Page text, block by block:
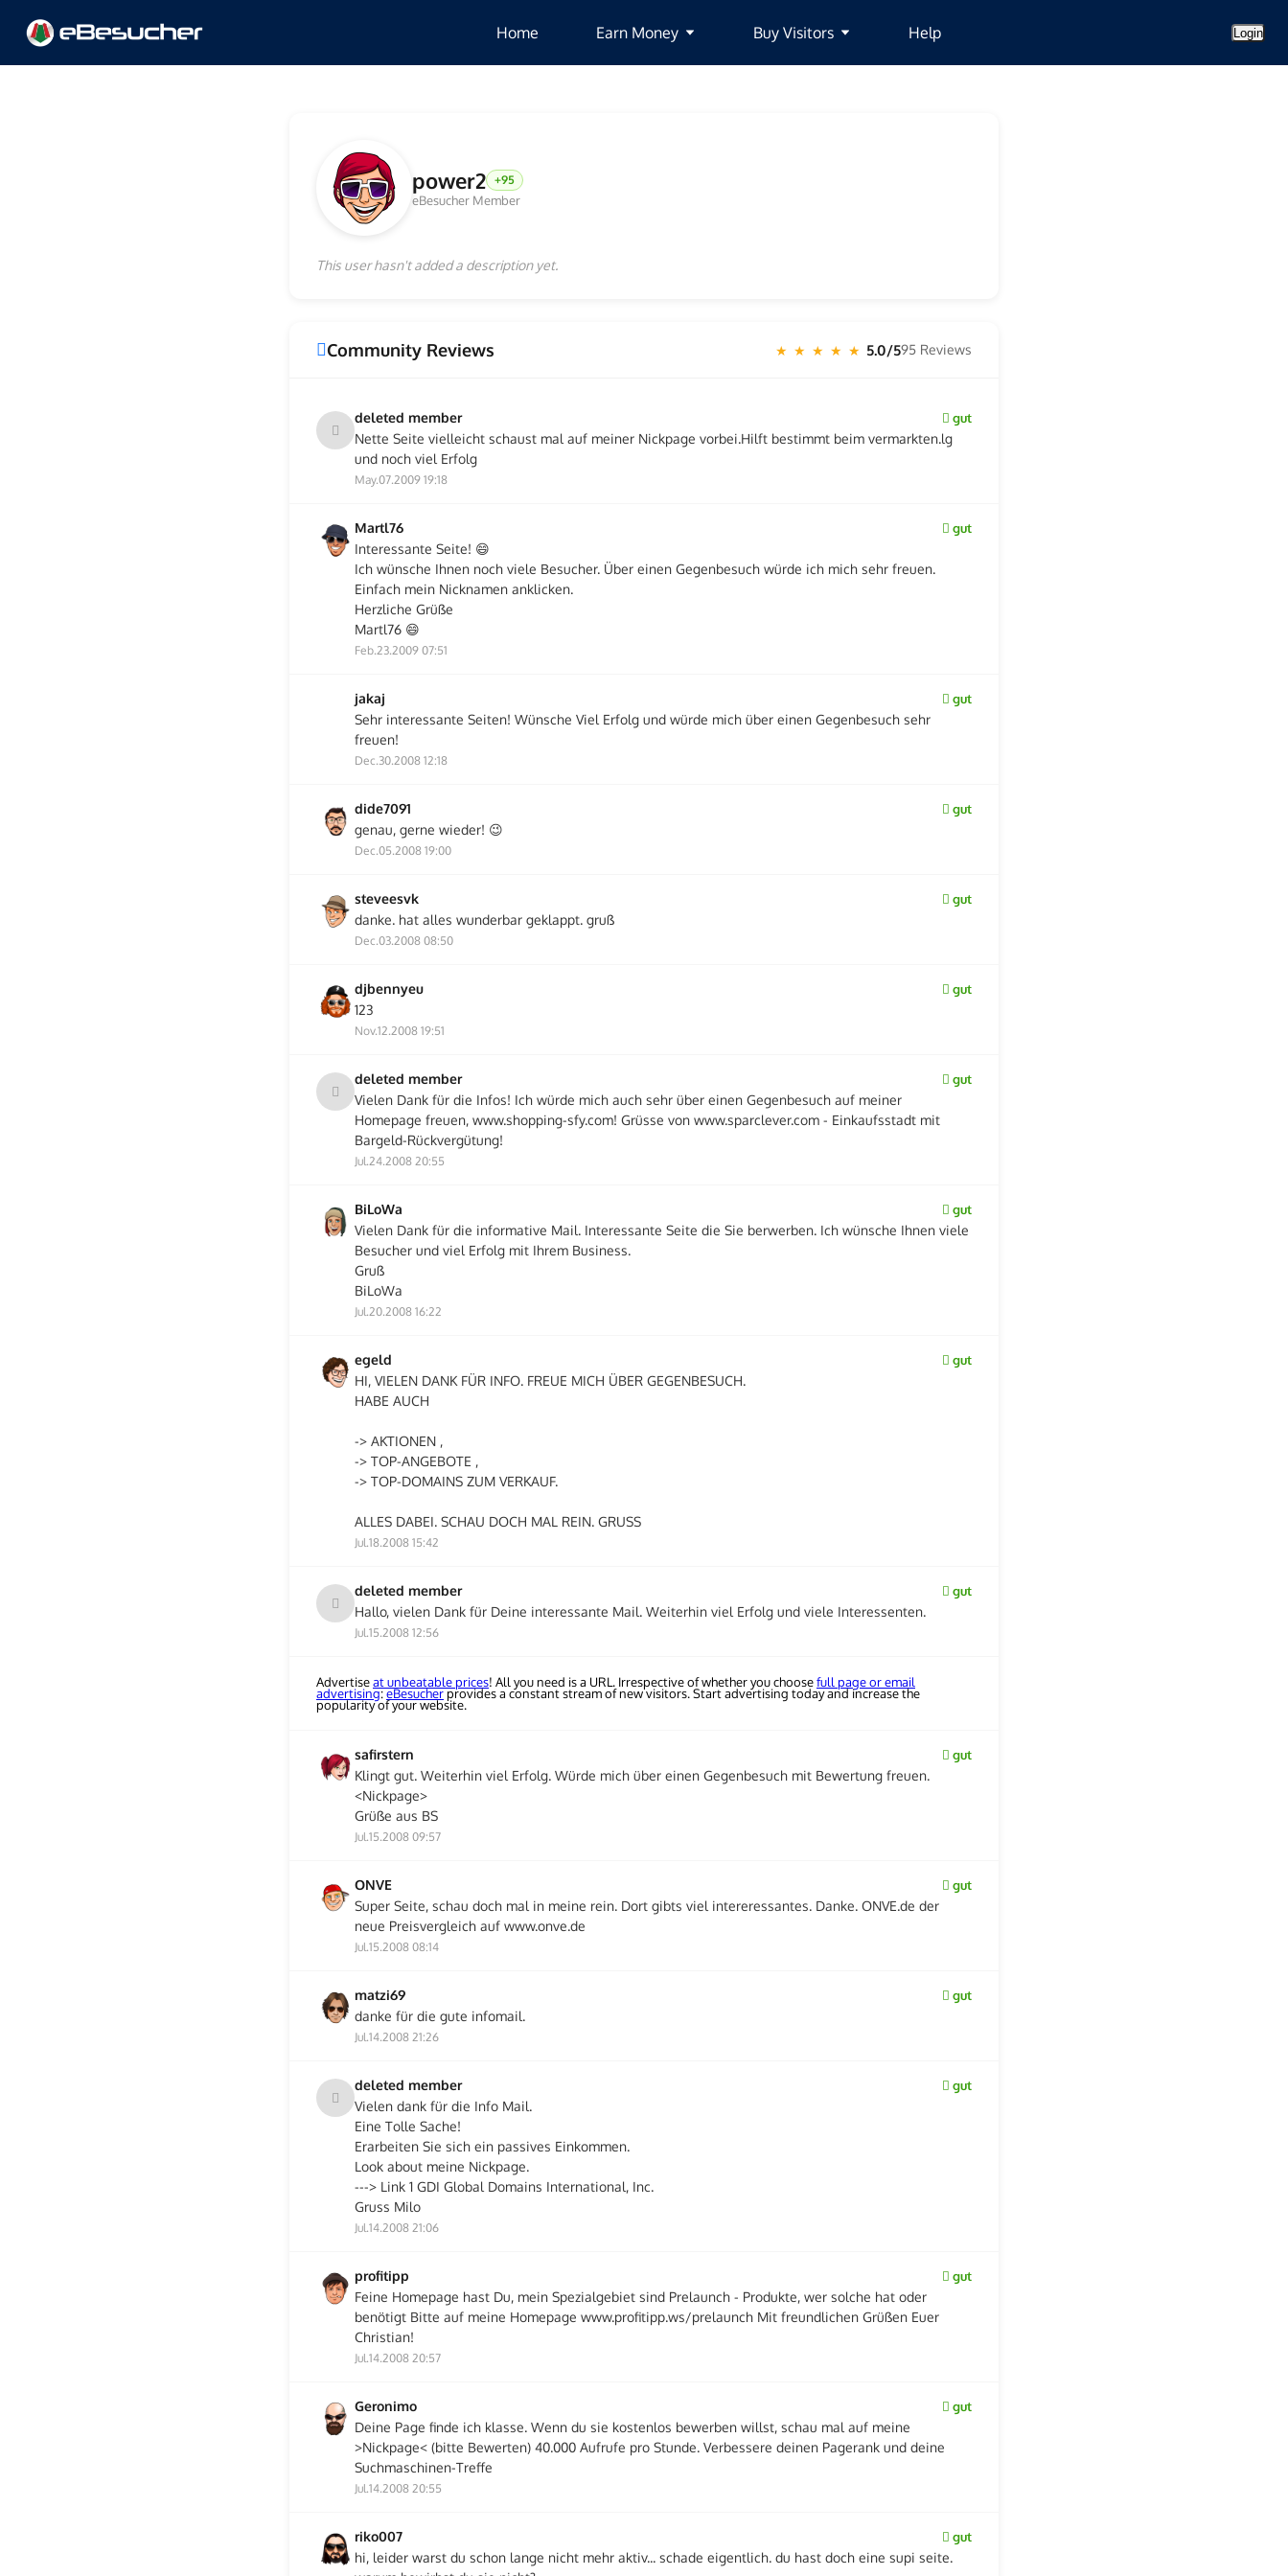
Home Earn Money Buy Visitors Help Login
power2 +95
eBesucher Member
This user hasn't added a description yet.
Community Reviews ★ ★ ★ ★ ★ 5.0/595 Reviews
deleted member gut
Nette Seite vielleicht schaust mal auf meiner Nickpage vorbei.Hilft bestimmt beim vermarkten.lg
und noch viel Erfolg
May.07.2009 19:18
Martl76 gut
Interessante Seite! 😄
Ich wünsche Ihnen noch viele Besucher. Über einen Gegenbesuch würde ich mich sehr freuen.
Einfach mein Nicknamen anklicken.
Herzliche Grüße
Martl76 😄
Feb.23.2009 07:51
jakaj gut
Sehr interessante Seiten! Wünsche Viel Erfolg und würde mich über einen Gegenbesuch sehr
freuen!
Dec.30.2008 12:18
dide7091 gut
genau, gerne wieder! 😉
Dec.05.2008 19:00
steveesvk gut
danke. hat alles wunderbar geklappt. gruß
Dec.03.2008 08:50
djbennyeu gut
123
Nov.12.2008 19:51
deleted member gut
Vielen Dank für die Infos! Ich würde mich auch sehr über einen Gegenbesuch auf meiner
Homepage freuen, www.shopping-sfy.com! Grüsse von www.sparclever.com - Einkaufsstadt mit
Bargeld-Rückvergütung!
Jul.24.2008 20:55
BiLoWa gut
Vielen Dank für die informative Mail. Interessante Seite die Sie berwerben. Ich wünsche Ihnen viele
Besucher und viel Erfolg mit Ihrem Business.
Gruß
BiLoWa
Jul.20.2008 16:22
egeld gut
HI, VIELEN DANK FÜR INFO. FREUE MICH ÜBER GEGENBESUCH.
HABE AUCH
-> AKTIONEN ,
-> TOP-ANGEBOTE ,
-> TOP-DOMAINS ZUM VERKAUF.
ALLES DABEI. SCHAU DOCH MAL REIN. GRUSS
Jul.18.2008 15:42
deleted member gut
Hallo, vielen Dank für Deine interessante Mail. Weiterhin viel Erfolg und viele Interessenten.
Jul.15.2008 12:56
Advertiseat unbeatable prices! All you need is a URL. Irrespective of whether you choosefull page or email
advertising:eBesucherprovides a constant stream of new visitors. Start advertising today and increase the
popularity of your website.
safirstern gut
Klingt gut. Weiterhin viel Erfolg. Würde mich über einen Gegenbesuch mit Bewertung freuen.
<Nickpage>
Grüße aus BS
Jul.15.2008 09:57
ONVE gut
Super Seite, schau doch mal in meine rein. Dort gibts viel intereressantes. Danke. ONVE.de der
neue Preisvergleich auf www.onve.de
Jul.15.2008 08:14
matzi69 gut
danke für die gute infomail.
Jul.14.2008 21:26
deleted member gut
Vielen dank für die Info Mail.
Eine Tolle Sache!
Erarbeiten Sie sich ein passives Einkommen.
Look about meine Nickpage.
---> Link 1 GDI Global Domains International, Inc.
Gruss Milo
Jul.14.2008 21:06
profitipp gut
Feine Homepage hast Du, mein Spezialgebiet sind Prelaunch - Produkte, wer solche hat oder
benötigt Bitte auf meine Homepage www.profitipp.ws/prelaunch Mit freundlichen Grüßen Euer
Christian!
Jul.14.2008 20:57
Geronimo gut
Deine Page finde ich klasse. Wenn du sie kostenlos bewerben willst, schau mal auf meine
>Nickpage< (bitte Bewerten) 40.000 Aufrufe pro Stunde. Verbessere deinen Pagerank und deine
Suchmaschinen-Treffe
Jul.14.2008 20:55
riko007 gut
hi, leider warst du schon lange nicht mehr aktiv... schade eigentlich. du hast doch eine supi seite.